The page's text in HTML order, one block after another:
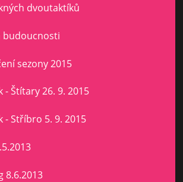
dvoutaktíků
budoucnosti
sezony 2015
- Štítary 26. 9. 2015
- Stříbro 5. 9. 2015
8.6.2013